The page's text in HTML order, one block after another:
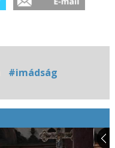
#imádság